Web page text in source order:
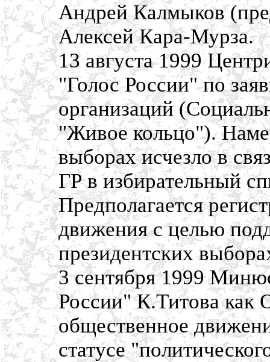
Андрей Калмыков
Алексей Кара-Мурза.
13 августа 1999
"Голос России" по
организаций
"Живое кольцо").
выборах исчезло в
ГР в избирательный
Предполагается
движения с целью
президентских
3 сентября 1999
России" К.Титова как
общественное
статусе